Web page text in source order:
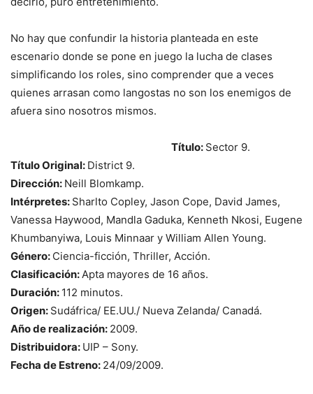
No hay que confundir la historia planteada en este
escenario donde se pone en juego la lucha de clases
simplificando los roles, sino comprender que a veces
quienes arrasan como langostas no son los enemigos de
afuera sino nosotros mismos.
Título: Sector 9.
Título Original: District 9.
Dirección: Neill Blomkamp.
Intérpretes: Sharlto Copley, Jason Cope, David James,
Vanessa Haywood, Mandla Gaduka, Kenneth Nkosi, Eugene
Khumbanyiwa, Louis Minnaar y William Allen Young.
Género: Ciencia-ficción, Thriller, Acción.
Clasificación:Apta mayores de 16 años.
Duración: 112 minutos.
Origen: Sudáfrica/ EE.UU./ Nueva Zelanda/ Canadá.
Año de realización: 2009.
Distribuidora: UIP – Sony.
Fecha de Estreno: 24/09/2009.